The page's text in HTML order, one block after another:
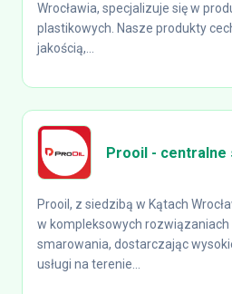
Wrocławia, specjalizuje się w
plastikowych. Nasze produkty
jakością,...
Prooil - centralne
Prooil, z siedzibą w Kątach
w kompleksowych
smarowania, dostarczając
usługi na terenie...